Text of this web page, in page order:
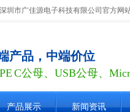
市广佳源电子科技有限公司官方网
产品，中端价位
C公母、USB公母、
产品展示 新闻资讯